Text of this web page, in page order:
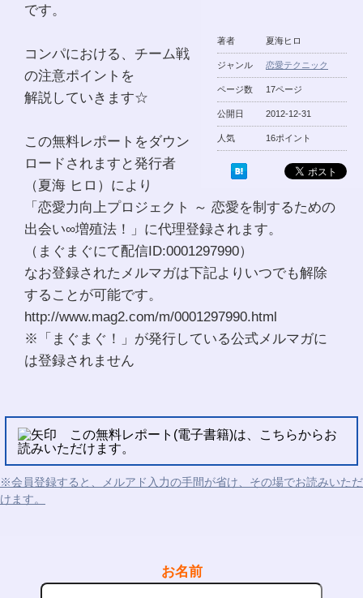
著者 夏海ヒロ
ジャンル 恋愛テクニック
ページ数 17ページ
公開日 2012-12-31
人気 16ポイント
です。
コンパにおける、チーム戦
の注意ポイントを
解説していきます☆
この無料レポートをダウン
ロードされますと発行者
（夏海 ヒロ）により
「恋愛力向上プロジェクト ～ 恋愛を制するための
出会い∞増殖法！」に代理登録されます。
（まぐまぐにて配信ID:0001297990）
なお登録されたメルマガは下記よりいつでも解除
することが可能です。
http://www.mag2.com/m/0001297990.html
※「まぐまぐ！」が発行している公式メルマガに
は登録されません
この無料レポート(電子書籍)は、こちらからお
読みいただけます。
※会員登録すると、メルアド入力の手間が省け、その場でお読みいただ
けます。
お名前